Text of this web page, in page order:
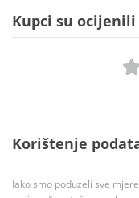
Kupci su ocijenili
Korištenje
Iako smo poduzeli sve